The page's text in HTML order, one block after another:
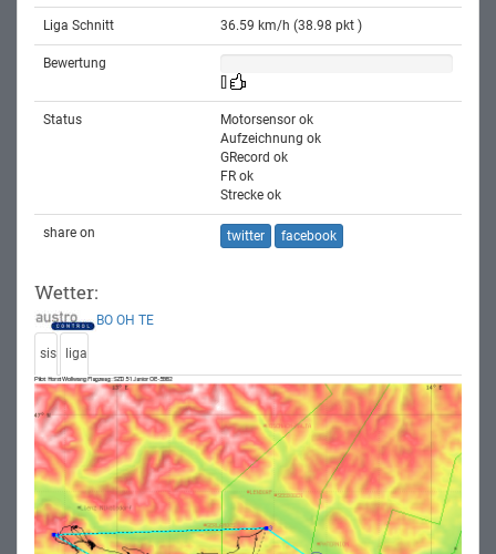
Liga Schnitt 36.59 km/h (38.98 pkt )
Bewertung
Status
Motorsensor ok
Aufzeichnung ok
GRecord ok
FR ok
Strecke ok
share on twitter facebook
Wetter:
BO OH TE
sis liga